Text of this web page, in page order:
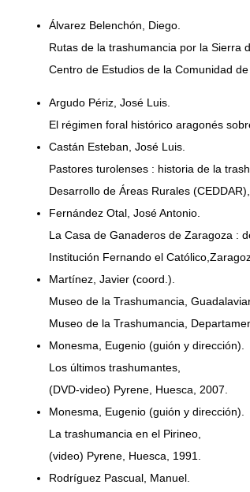
Álvarez Belenchón, Diego.
Rutas de la trashumancia por la Sierra
Centro de Estudios de la Comunidad
Argudo Périz, José Luis.
El régimen foral histórico aragonés
Castán Esteban, José Luis.
Pastores turolenses : historia de la
Desarrollo de Áreas Rurales
Fernández Otal, José Antonio.
La Casa de Ganaderos de Zaragoza :
Institución Fernando el
Martínez, Javier (coord.).
Museo de la Trashumancia,
Museo de la Trashumancia,
Monesma, Eugenio (guión y dirección).
Los últimos trashumantes,
(DVD-video) Pyrene, Huesca, 2007.
Monesma, Eugenio (guión y dirección).
La trashumancia en el Pirineo,
(video) Pyrene, Huesca, 1991.
Rodríguez Pascual, Manuel.